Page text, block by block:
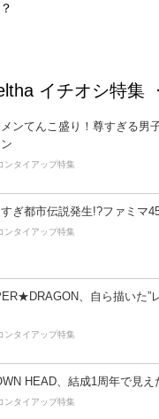
イチオシ特集
ンてんこ盛り！尊すぎる男
ンタイアップ特集
ぎ都市伝説発生!?ファミマ
ンタイアップ特集
、自ら描いた”
ンタイアップ特集
HEAD、結成1周年で見え
ンタイアップ特集